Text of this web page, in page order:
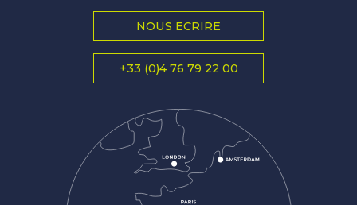
NOUS ECRIRE
+33 (0)4 76 79 22 00